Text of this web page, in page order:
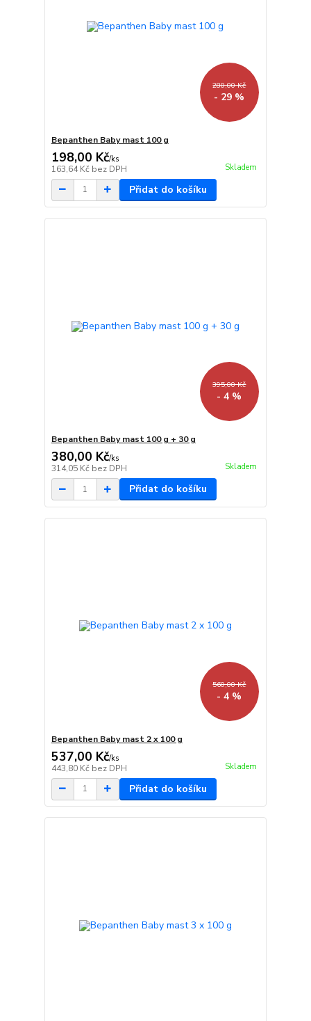
280,00 Kč
- 29 %
Bepanthen Baby mast 100 g
198,00 Kč/ks
163,64 Kč bez DPH Skladem
Přidat do košíku
395,00 Kč
- 4 %
Bepanthen Baby mast 100 g + 30 g
380,00 Kč/ks
314,05 Kč bez DPH Skladem
Přidat do košíku
560,00 Kč
- 4 %
Bepanthen Baby mast 2 x 100 g
537,00 Kč/ks
443,80 Kč bez DPH Skladem
Přidat do košíku